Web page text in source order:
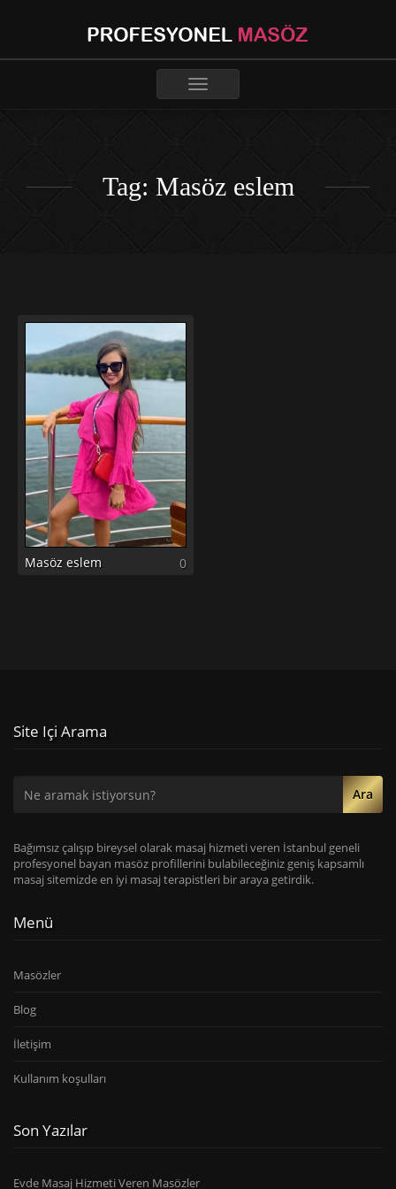
Toggle
Tag: Masöz eslem
Masöz eslem 0
Site Içi Arama
Ara
Bağımsız çalışıp bireysel olarak masaj hizmeti veren İstanbul geneli
profesyonel bayan masöz profillerini bulabileceğiniz geniş kapsamlı
masaj sitemizde en iyi masaj terapistleri bir araya getirdik.
Menü
Masözler
Blog
İletişim
Kullanım koşulları
Son Yazılar
Evde Masaj Hizmeti Veren Masözler